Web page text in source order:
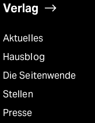
Verlag
Aktuelles
Hausblog
Die Seitenwende
Stellen
Presse